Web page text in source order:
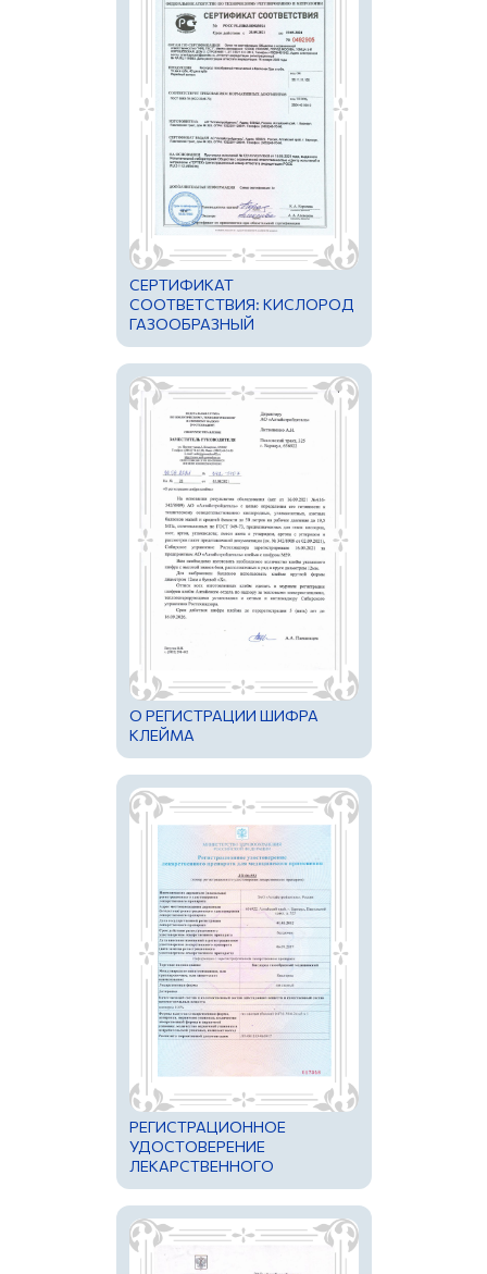
СЕРТИФИКАТ
СООТВЕТСТВИЯ: КИСЛОРОД
ГАЗООБРАЗНЫЙ
ТЕХНИЧЕСКИЙ В БАЛЛОНАХ
О РЕГИСТРАЦИИ ШИФРА
КЛЕЙМА
РЕГИСТРАЦИОННОЕ
УДОСТОВЕРЕНИЕ
ЛЕКАРСТВЕННОГО
ПРЕПАРАТА ДЛЯ
МЕДИЦИНСКОГО
ПРИМЕНЕНИЯ